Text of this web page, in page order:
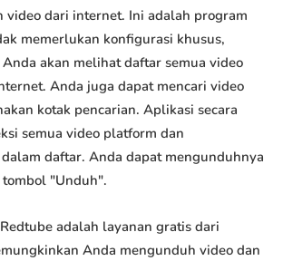
video dari internet. Ini adalah program
memerlukan konfigurasi khusus,
akan melihat daftar semua video
Anda juga dapat mencari video
kotak pencarian. Aplikasi secara
semua video platform dan
daftar. Anda dapat mengunduhnya
"Unduh".
adalah layanan gratis dari
Anda mengunduh video dan